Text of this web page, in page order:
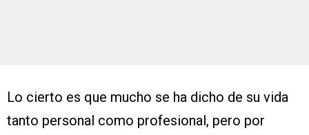
Lo cierto es que mucho se ha dicho de su vida
tanto personal como profesional, pero por